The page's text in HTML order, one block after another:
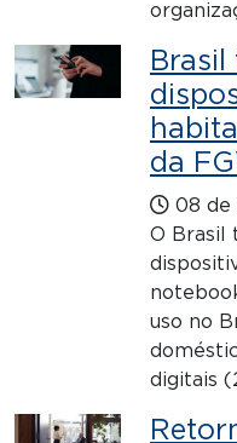
Brasil
da
08 de
O Brasil
uso no
digitais